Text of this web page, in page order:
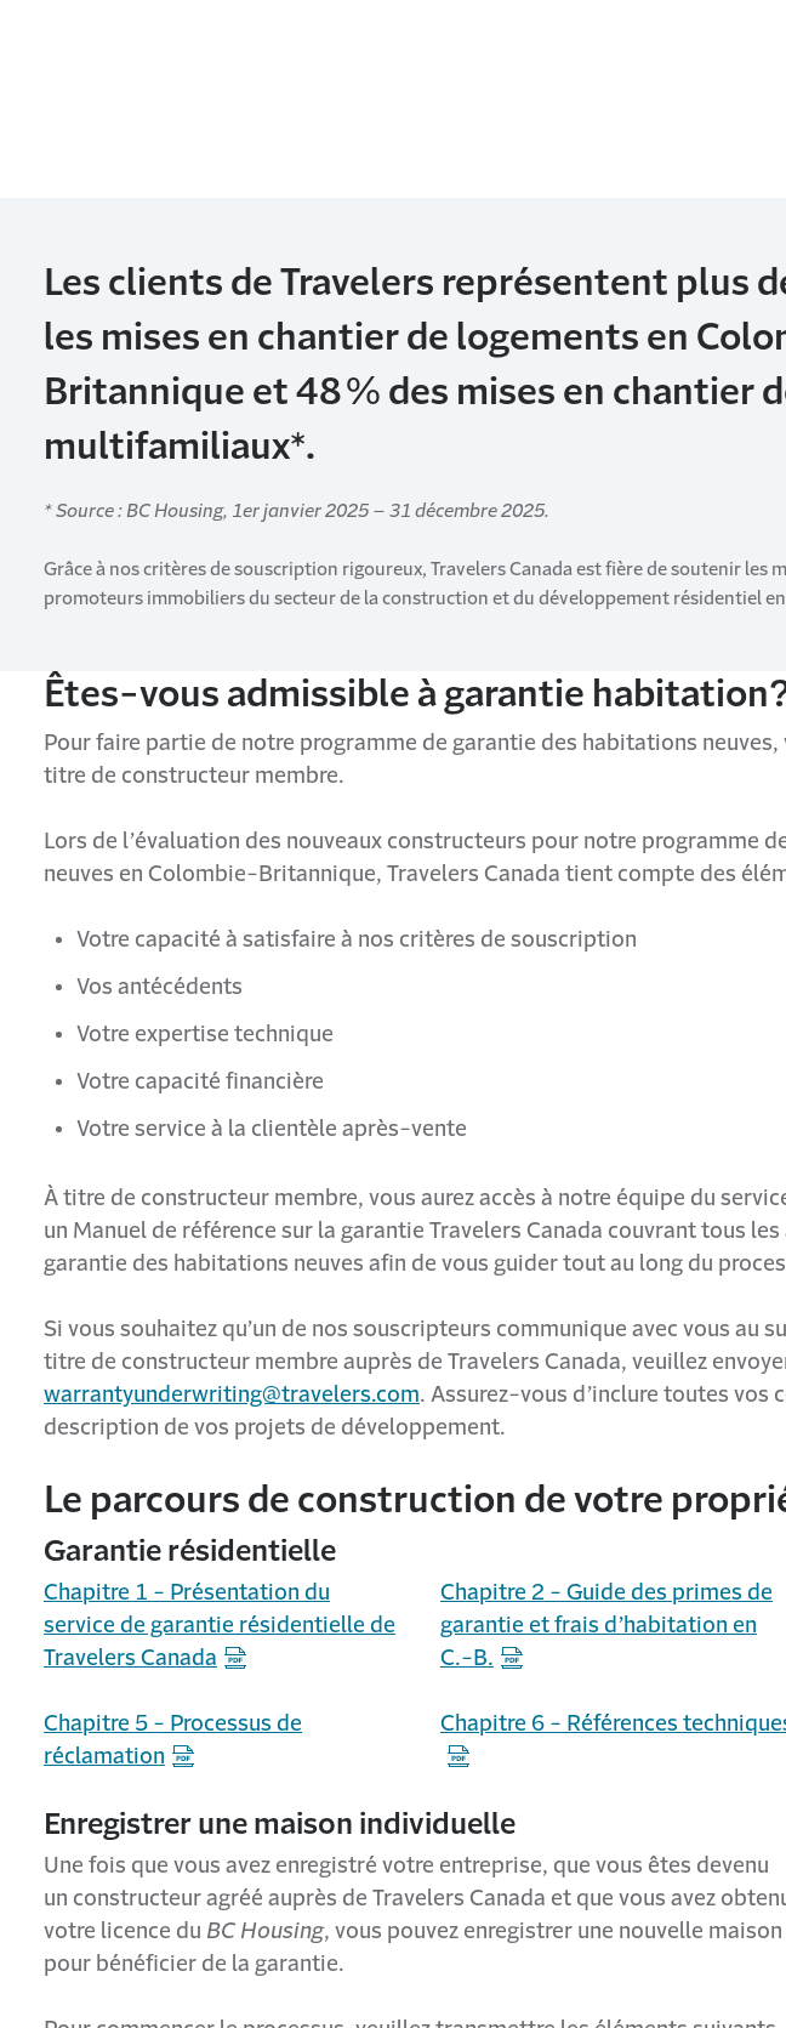
Les clients de Travelers représentent plus
les mises en chantier de logements en
Britannique et 48 % des mises en chantier
multifamiliaux*.
* Source : BC Housing, 1er janvier 2025 – 31 décembre 2025.
Grâce à nos critères de souscription rigoureux, Travelers Canada est fière de soutenir les
promoteurs immobiliers du secteur de la construction et du développement résidentiel
Êtes-vous admissible à garantie
Pour faire partie de notre programme de garantie des habitations neuves,
titre de constructeur membre.
Lors de l’évaluation des nouveaux constructeurs pour notre programme
neuves en Colombie-Britannique, Travelers Canada tient compte des
Votre capacité à satisfaire à nos critères de souscription
Vos antécédents
Votre expertise technique
Votre capacité financière
Votre service à la clientèle après-vente
À titre de constructeur membre, vous aurez accès à notre équipe du
un Manuel de référence sur la garantie Travelers Canada couvrant tous
garantie des habitations neuves afin de vous guider tout au long du
Si vous souhaitez qu’un de nos souscripteurs communique avec vous au
titre de constructeur membre auprès de Travelers Canada, veuillez
warrantyunderwriting@travelers.com. Assurez-vous d’inclure toutes vos
description de vos projets de développement.
Le parcours de construction de votre
Garantie résidentielle
Chapitre 1 - Présentation du
service de garantie résidentielle de
Travelers Canada
Chapitre 5 - Processus de
réclamation
Chapitre 2 - Guide des primes de
garantie et frais d’habitation en
C.-B.
Chapitre 6 - Références
Enregistrer une maison individuelle
Une fois que vous avez enregistré votre entreprise, que vous êtes devenu
un constructeur agréé auprès de Travelers Canada et que vous avez
votre licence du BC Housing, vous pouvez enregistrer une nouvelle maison
pour bénéficier de la garantie.